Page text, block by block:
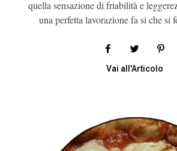
quella sensazione di friabilità e
una perfetta lavorazione fa si che
Vai all'Articolo